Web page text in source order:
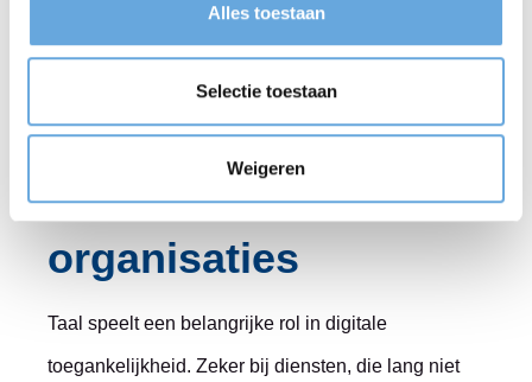
Alles toestaan
Selectie toestaan
Weigeren
Toegankelijke taal:
een must voor
organisaties
Taal speelt een belangrijke rol in digitale
toegankelijkheid. Zeker bij diensten, die lang niet